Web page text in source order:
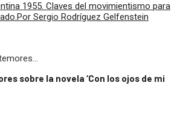
1955. Claves del movimientismo para
Sergio Rodríguez Gelfenstein
sobre la novela ‘Con los ojos de mi